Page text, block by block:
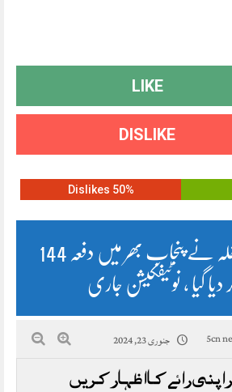
LIKE
DISLIKE
50% Dislikes
پنجاب محکمہ داخلہ نے پنجاب بھر میں دفعہ 144
دیا گیا ، نوٹیفکیشن جاری
5cn جنوری 23, 2024
رائے کا اظہار کریں